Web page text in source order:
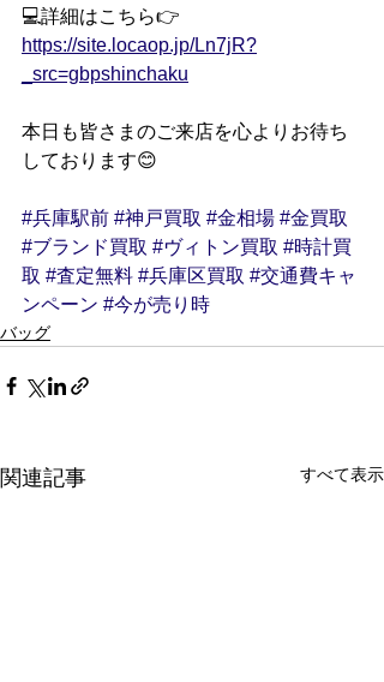
💻詳細はこちら👉
https://site.locaop.jp/Ln7jR?
_src=gbpshinchaku
本日も皆さまのご来店を心よりお待ち
しております😊
#兵庫駅前 #神戸買取 #金相場 #金買取
#ブランド買取 #ヴィトン買取 #時計買
取 #査定無料 #兵庫区買取 #交通費キャ
ンペーン #今が売り時
バッグ
関連記事 すべて表示